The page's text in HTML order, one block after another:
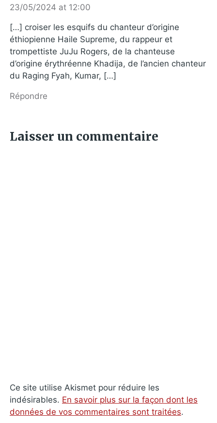
23/05/2024 at 12:00
[…] croiser les esquifs du chanteur d’origine
éthiopienne Haile Supreme, du rappeur et
trompettiste JuJu Rogers, de la chanteuse
d’origine érythréenne Khadija, de l’ancien chanteur
du Raging Fyah, Kumar, […]
Répondre
Laisser un commentaire
Ce site utilise Akismet pour réduire les
indésirables. En savoir plus sur la façon dont les
données de vos commentaires sont traitées.